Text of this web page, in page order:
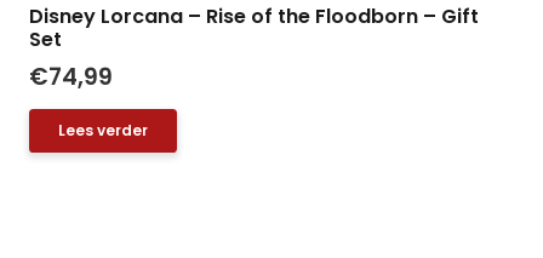
Disney Lorcana – Rise of the Floodborn – Gift
Set
€74,99
Lees verder